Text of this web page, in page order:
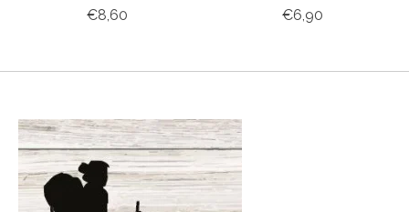
€8,60
€6,90